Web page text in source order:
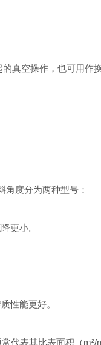
的真空操作，也可用作
角度分为两种型号：
更小。
性能更好。
常代表其比表面积（